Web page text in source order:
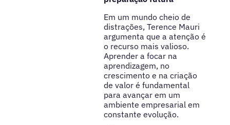
Em um mundo cheio de
distrações, Terence Mauri
argumenta que a atenção é
o recurso mais valioso.
Aprender a focar na
aprendizagem, no
crescimento e na criação
de valor é fundamental
para avançar em um
ambiente empresarial em
constante evolução.